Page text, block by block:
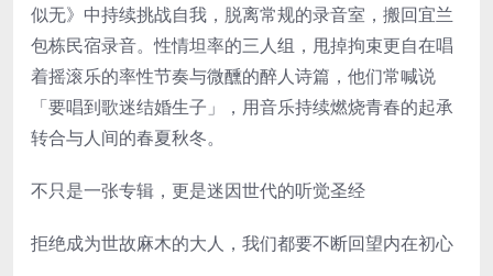
似无》中持续挑战自我，脱离常规的录音室，搬回宜兰
包栋民宿录音。性情坦率的三人组，甩掉拘束更自在唱
着摇滚乐的率性节奏与微醺的醉人诗篇，他们常喊说
「要唱到歌迷结婚生子」，用音乐持续燃烧青春的起承
转合与人间的春夏秋冬。
不只是一张专辑，更是迷因世代的听觉圣经
拒绝成为世故麻木的大人，我们都要不断回望内在初心